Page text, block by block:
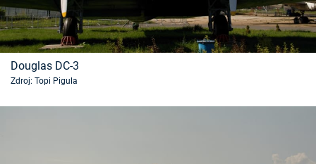
Douglas DC-3
Zdroj: Topi Pigula